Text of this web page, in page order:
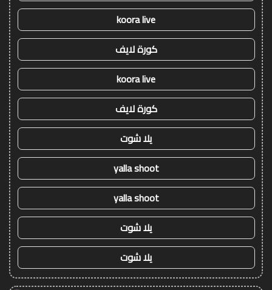
koora live
كورة لايف
koora live
كورة لايف
يلا شوت
yalla shoot
yalla shoot
يلا شوت
يلا شوت